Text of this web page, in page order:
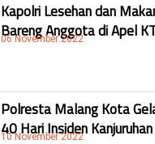
Kapolri Lesehan dan
Bareng Anggota di Apel
06 November 2022
Polresta Malang Kota
40 Hari Insiden Kanjuruhan
10 November 2022